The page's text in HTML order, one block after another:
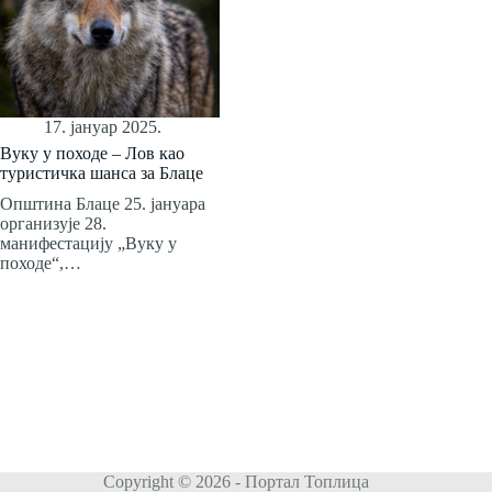
17. јануар 2025.
Вуку у походе – Лов као
туристичка шанса за Блаце
Општина Блаце 25. јануара
организује 28.
манифестацију „Вуку у
походе“,…
Copyright © 2026 - Портал Топлица